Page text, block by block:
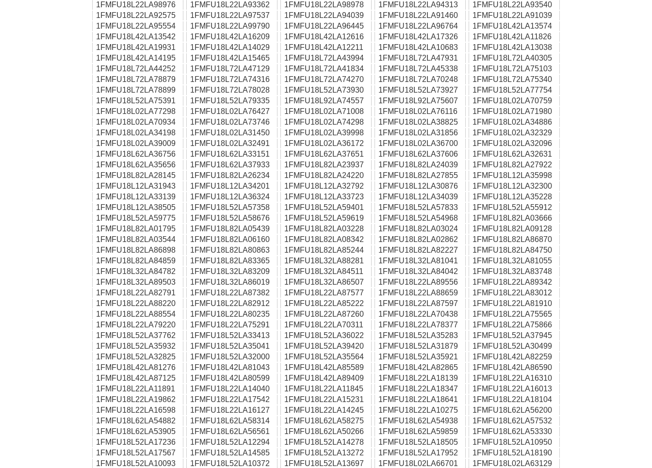
1FMFU18L22LA98976
1FMFU18L22LA93362 1FMFU18L22LA98978 1FMFU18L22LA94313
1FMFU18L22LA93540
1FMFU18L22LA92575
1FMFU18L22LA97537 1FMFU18L22LA94039 1FMFU18L22LA91460
1FMFU18L22LA91039
1FMFU18L22LA95554
1FMFU18L22LA99790 1FMFU18L22LA96445 1FMFU18L22LA96764
1FMFU18L42LA13574
1FMFU18L42LA13542
1FMFU18L42LA16209 1FMFU18L42LA12616 1FMFU18L42LA17326
1FMFU18L42LA11826
1FMFU18L42LA19931
1FMFU18L42LA14029 1FMFU18L42LA12211 1FMFU18L42LA10683
1FMFU18L42LA13038
1FMFU18L42LA14195
1FMFU18L42LA15465 1FMFU18L72LA43994 1FMFU18L72LA47931
1FMFU18L72LA40305
1FMFU18L72LA44252
1FMFU18L72LA47129 1FMFU18L72LA41834 1FMFU18L72LA45338
1FMFU18L72LA75103
1FMFU18L72LA78879
1FMFU18L72LA74316 1FMFU18L72LA74270 1FMFU18L72LA70248
1FMFU18L72LA75340
1FMFU18L72LA78899
1FMFU18L72LA78028 1FMFU18L52LA73930 1FMFU18L52LA73927
1FMFU18L52LA77754
1FMFU18L52LA75391
1FMFU18L52LA79335 1FMFU18L92LA74557 1FMFU18L92LA75607
1FMFU18L02LA70759
1FMFU18L02LA77298
1FMFU18L02LA76427 1FMFU18L02LA71008 1FMFU18L02LA76116
1FMFU18L02LA71980
1FMFU18L02LA70934
1FMFU18L02LA73746 1FMFU18L02LA74298 1FMFU18L02LA38825
1FMFU18L02LA34886
1FMFU18L02LA34198
1FMFU18L02LA31450 1FMFU18L02LA39998 1FMFU18L02LA31856
1FMFU18L02LA32329
1FMFU18L02LA39009
1FMFU18L02LA32491 1FMFU18L02LA36172 1FMFU18L02LA36700
1FMFU18L02LA32096
1FMFU18L62LA36756
1FMFU18L62LA33151 1FMFU18L62LA37651 1FMFU18L62LA37606
1FMFU18L62LA32631
1FMFU18L62LA35656
1FMFU18L62LA37933 1FMFU18L82LA23937 1FMFU18L82LA24039
1FMFU18L82LA27922
1FMFU18L82LA28145
1FMFU18L82LA26234 1FMFU18L82LA24220 1FMFU18L82LA27855
1FMFU18L12LA35998
1FMFU18L12LA31943
1FMFU18L12LA34201 1FMFU18L12LA32792 1FMFU18L12LA30876
1FMFU18L12LA32300
1FMFU18L12LA33139
1FMFU18L12LA36324 1FMFU18L12LA33723 1FMFU18L12LA34039
1FMFU18L12LA35228
1FMFU18L12LA38505
1FMFU18L52LA57358 1FMFU18L52LA59401 1FMFU18L52LA57833
1FMFU18L52LA55912
1FMFU18L52LA59775
1FMFU18L52LA58676 1FMFU18L52LA59619 1FMFU18L52LA54968
1FMFU18L82LA03666
1FMFU18L82LA01795
1FMFU18L82LA05439 1FMFU18L82LA03228 1FMFU18L82LA03024
1FMFU18L82LA09128
1FMFU18L82LA03544
1FMFU18L82LA06160 1FMFU18L82LA08342 1FMFU18L82LA02862
1FMFU18L82LA86870
1FMFU18L82LA86898
1FMFU18L82LA80863 1FMFU18L82LA85244 1FMFU18L82LA82227
1FMFU18L82LA84750
1FMFU18L82LA84859
1FMFU18L82LA83365 1FMFU18L32LA88281 1FMFU18L32LA81041
1FMFU18L32LA81055
1FMFU18L32LA84782
1FMFU18L32LA83209 1FMFU18L32LA84511 1FMFU18L32LA84042
1FMFU18L32LA83748
1FMFU18L32LA89503
1FMFU18L32LA86019 1FMFU18L32LA86507 1FMFU18L22LA89556
1FMFU18L22LA89342
1FMFU18L22LA82791
1FMFU18L22LA87382 1FMFU18L22LA87577 1FMFU18L22LA88659
1FMFU18L22LA83012
1FMFU18L22LA88220
1FMFU18L22LA82912 1FMFU18L22LA85222 1FMFU18L22LA87597
1FMFU18L22LA81910
1FMFU18L22LA88554
1FMFU18L22LA80235 1FMFU18L22LA87260 1FMFU18L22LA70438
1FMFU18L22LA75565
1FMFU18L22LA79220
1FMFU18L22LA75291 1FMFU18L22LA70311 1FMFU18L22LA78377
1FMFU18L22LA75866
1FMFU18L52LA37762
1FMFU18L52LA33413 1FMFU18L52LA36022 1FMFU18L52LA35283
1FMFU18L52LA37945
1FMFU18L52LA35932
1FMFU18L52LA35041 1FMFU18L52LA39420 1FMFU18L52LA31879
1FMFU18L52LA30499
1FMFU18L52LA32825
1FMFU18L52LA32000 1FMFU18L52LA35564 1FMFU18L52LA35921
1FMFU18L42LA82259
1FMFU18L42LA81276
1FMFU18L42LA81043 1FMFU18L42LA85589 1FMFU18L42LA82865
1FMFU18L42LA86590
1FMFU18L42LA87125
1FMFU18L42LA80599 1FMFU18L42LA89409 1FMFU18L22LA18139
1FMFU18L22LA16310
1FMFU18L22LA11891
1FMFU18L22LA14040 1FMFU18L22LA11845 1FMFU18L22LA18347
1FMFU18L22LA16013
1FMFU18L22LA19862
1FMFU18L22LA17542 1FMFU18L22LA15231 1FMFU18L22LA18641
1FMFU18L22LA18104
1FMFU18L22LA16598
1FMFU18L22LA16127 1FMFU18L22LA14245 1FMFU18L22LA10275
1FMFU18L62LA56200
1FMFU18L62LA54882
1FMFU18L62LA58314 1FMFU18L62LA58275 1FMFU18L62LA54938
1FMFU18L62LA57532
1FMFU18L62LA53905
1FMFU18L62LA56561 1FMFU18L62LA50266 1FMFU18L62LA59859
1FMFU18L62LA53330
1FMFU18L52LA17236
1FMFU18L52LA12294 1FMFU18L52LA14278 1FMFU18L52LA18505
1FMFU18L52LA10950
1FMFU18L52LA17567
1FMFU18L52LA14585 1FMFU18L52LA13272 1FMFU18L52LA17952
1FMFU18L52LA18190
1FMFU18L52LA10093
1FMFU18L52LA10372 1FMFU18L52LA13697 1FMFU18L02LA66701
1FMFU18L02LA63129